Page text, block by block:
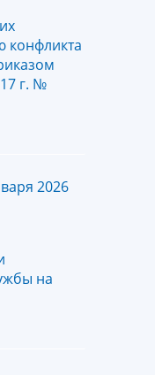
конфликта
г. №
2026
на